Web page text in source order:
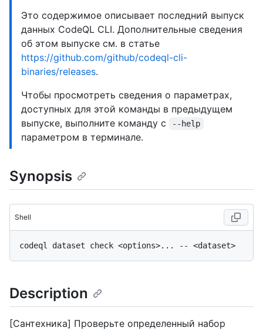
Это содержимое описывает последний выпуск
данных CodeQL CLI. Дополнительные сведения
об этом выпуске см. в статье
https://github.com/github/codeql-cli-
binaries/releases.
Чтобы просмотреть сведения о параметрах,
доступных для этой команды в предыдущем
выпуске, выполните команду с
--help
параметром в терминале.
Synopsis
Shell
Description
[Сантехника] Проверьте определенный набор